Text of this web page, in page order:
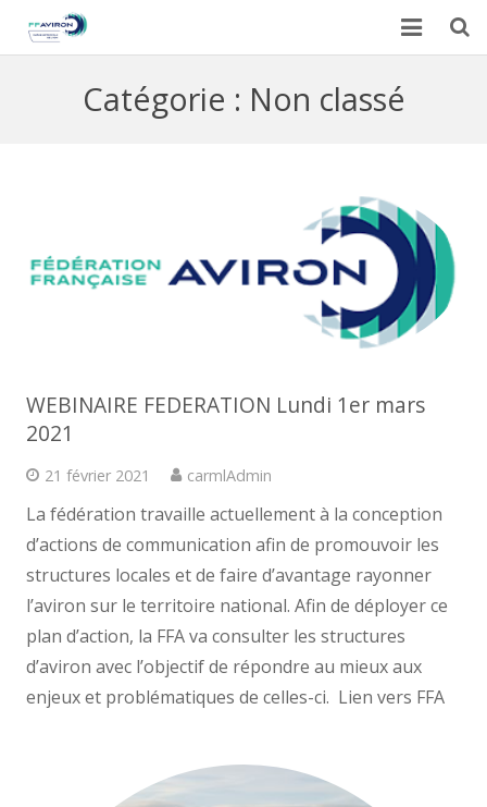
Contact
Catégorie : Non classé
WEBINAIRE FEDERATION Lundi 1er mars
2021
21 février 2021 carmlAdmin
La fédération travaille actuellement à la conception
d’actions de communication afin de promouvoir les
structures locales et de faire d’avantage rayonner
l’aviron sur le territoire national. Afin de déployer ce
plan d’action, la FFA va consulter les structures
d’aviron avec l’objectif de répondre au mieux aux
enjeux et problématiques de celles-ci. Lien vers FFA